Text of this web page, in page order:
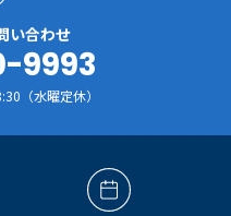
い合わせ
9993
（水曜定休）